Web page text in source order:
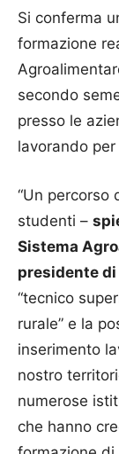
Si conferma
formazione
secondo
presso le
lavorando per
“Un percorso
studenti –
Sistema
presidente
“tecnico
rurale” e la
inserimento
nostro
numerose
che hanno